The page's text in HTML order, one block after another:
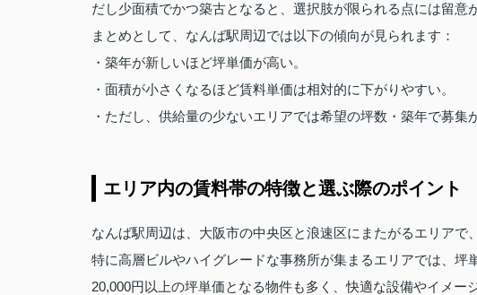
だし少面積でかつ築古となると、選択肢が限られる点には留意
まとめとして、なんば駅周辺では以下の傾向が見られます：
・築年が新しいほど坪単価が高い。
・面積が小さくなるほど賃料単価は相対的に下がりやすい。
・ただし、供給量の少ないエリアでは希望の坪数・築年で募集
エリア内の賃料帯の特徴と選ぶ際のポイント
なんば駅周辺は、大阪市の中央区と浪速区にまたがるエリア
特に高層ビルやハイグレードな事務所が集まるエリアでは、
20,000円以上の坪単価となる物件も多く、快適な設備やイメー